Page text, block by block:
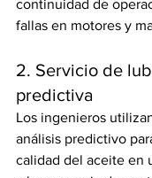
continuidad de
fallas en motores y
2. Servicio de
predictiva
Los ingenieros
análisis predictivo
calidad del aceite en